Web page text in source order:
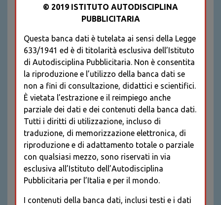
Recupera password
REGISTRATI
* I CAMPI CONTRASSEGNATI SONO
OBBLIGATORI
© 2019 ISTITUTO AUTODISCIPLINA
PUBBLICITARIA
Questa banca dati è tutelata ai sensi della Legge
633/1941 ed è di titolarità esclusiva dell’Istituto
di Autodisciplina Pubblicitaria. Non è consentita
la riproduzione e l’utilizzo della banca dati se
non a fini di consultazione, didattici e scientifici.
È vietata l’estrazione e il reimpiego anche
parziale dei dati e dei contenuti della banca dati.
Tutti i diritti di utilizzazione, incluso di
traduzione, di memorizzazione elettronica, di
riproduzione e di adattamento totale o parziale
con qualsiasi mezzo, sono riservati in via
esclusiva all’Istituto dell’Autodisciplina
Pubblicitaria per l’Italia e per il mondo.
I contenuti della banca dati, inclusi testi e i dati